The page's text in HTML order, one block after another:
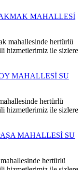
MAHALLESİ
mahallesinde hertürlü
hizmetlerimiz ile sizlere
MAHALLESİ SU
hertürlü
hizmetlerimiz ile sizlere
MAHALLESİ SU
hertürlü